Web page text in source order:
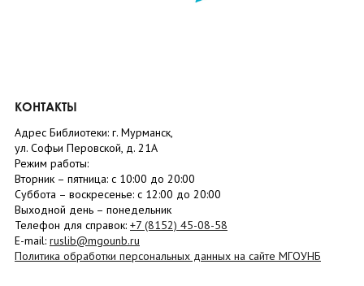
КОНТАКТЫ
Адрес Библиотеки: г. Мурманск,
ул. Софьи Перовской, д. 21А
Режим работы:
Вторник – пятница: с 10:00 до 20:00
Суббота – воскресенье: c 12:00 до 20:00
Выходной день – понедельник
Телефон для справок: +7 (8152) 45-08-58
E-mail: ruslib@mgounb.ru
Политика обработки персональных данных на сайте МГОУНБ